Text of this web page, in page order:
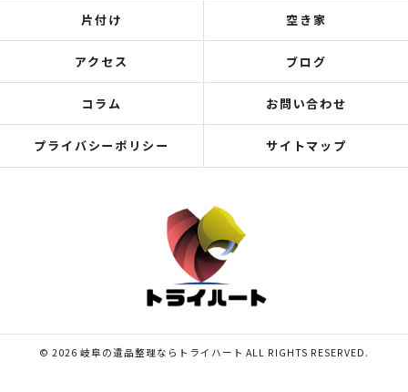
片付け 空き家
アクセス ブログ
コラム お問い合わせ
プライバシーポリシー サイトマップ
© 2026 岐阜の遺品整理ならトライハート ALL RIGHTS RESERVED.